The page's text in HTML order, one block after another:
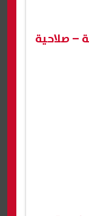
سنوي (180 رحلة – صلاحية